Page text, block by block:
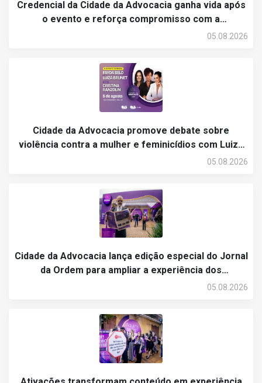
Credencial da Cidade da Advocacia ganha vida após
o evento e reforça compromisso com a
05.08.2026
Cidade da Advocacia promove debate sobre
violência contra a mulher e feminicídios com Luiza
Brunet, Fayda Belo e Cristina Ranzolin no segundo
05.08.2026
Cidade da Advocacia lança edição especial do Jornal
da Ordem para ampliar a experiência dos
05.08.2026